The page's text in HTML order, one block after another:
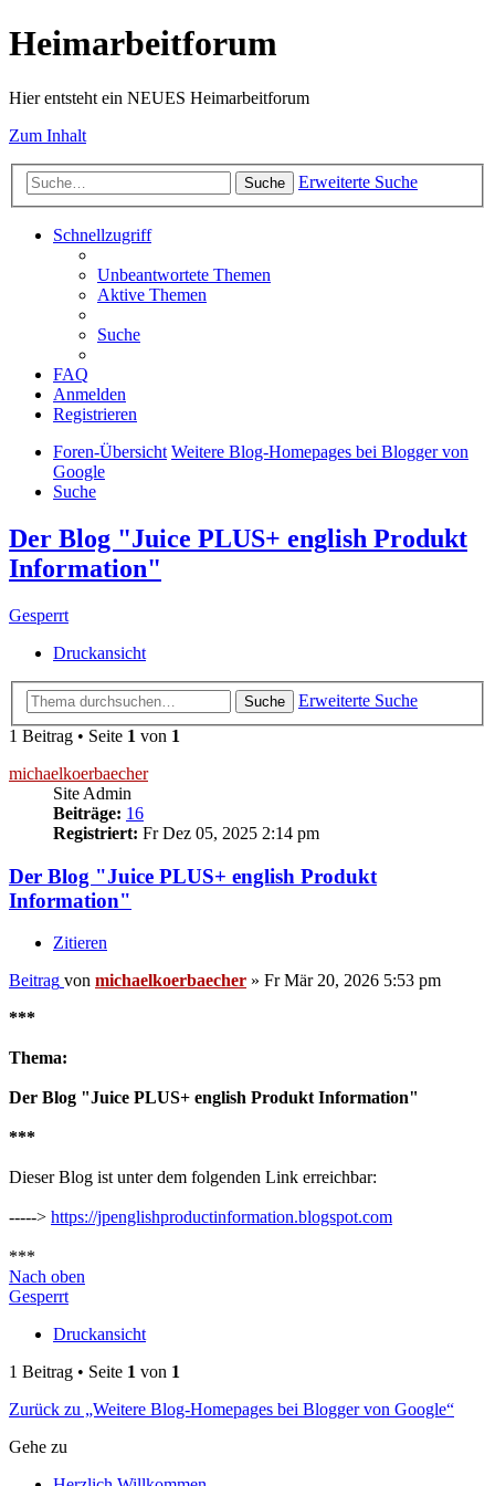
Heimarbeitforum
Hier entsteht ein NEUES Heimarbeitforum
Zum Inhalt
Suche Erweiterte Suche
Schnellzugriff
Unbeantwortete Themen
Aktive Themen
Suche
FAQ
Anmelden
Registrieren
Foren-Übersicht Weitere Blog-Homepages bei Blogger von
Google
Suche
Der Blog "Juice PLUS+ english Produkt
Information"
Gesperrt
Druckansicht
Suche
Erweiterte Suche
1 Beitrag • Seite 1 von 1
michaelkoerbaecher
Site Admin
Beiträge: 16
Registriert: Fr Dez 05, 2025 2:14 pm
Der Blog "Juice PLUS+ english Produkt
Information"
Zitieren
Beitrag von michaelkoerbaecher » Fr Mär 20, 2026 5:53 pm
***
Thema:
Der Blog "Juice PLUS+ english Produkt Information"
***
Dieser Blog ist unter dem folgenden Link erreichbar:
-----> https://jpenglishproductinformation.blogspot.com
***
Nach oben
Gesperrt
Druckansicht
1 Beitrag • Seite 1 von 1
Zurück zu „Weitere Blog-Homepages bei Blogger von Google“
Gehe zu